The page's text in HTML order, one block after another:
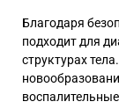
Благодаря
подходит для
структурах